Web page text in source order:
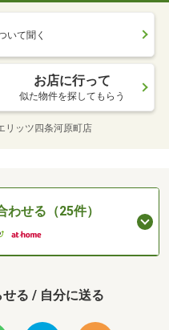
いて聞く
お店に行って
似た物件を探してもらう
リッツ四条河原町店
せる（25件）
る / 自分に送る